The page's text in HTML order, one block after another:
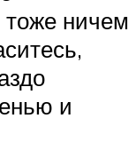
тоже ничем
и